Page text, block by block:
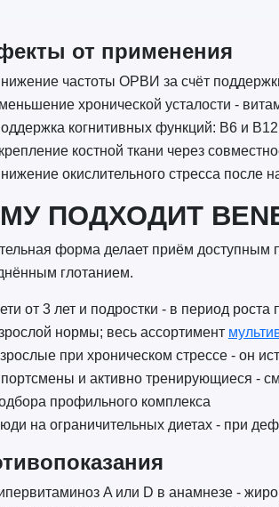
от применения
частоты ОРВИ за счёт
хронической усталости -
когнитивных функций: B6 и
костной ткани через
окислительного стресса после
ПОДХОДИТ
форма делает приём доступным
глотанием.
от 3 лет и подростки - в период
нормы; весь ассортимент
при хроническом стрессе - он
и активно тренирующиеся -
профильного комплекса
на ограничительных диетах - при
A или D в анамнезе -